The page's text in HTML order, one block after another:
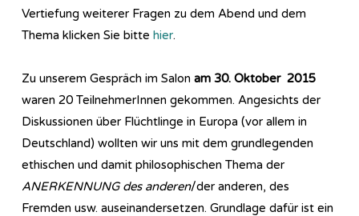
Vertiefung weiterer Fragen zu dem Abend und dem
Thema klicken Sie bitte hier.
Zu unserem Gespräch im Salon am 30. Oktober 2015
waren 20 TeilnehmerInnen gekommen. Angesichts der
Diskussionen über Flüchtlinge in Europa (vor allem in
Deutschland) wollten wir uns mit dem grundlegenden
ethischen und damit philosophischen Thema der
ANERKENNUNG des anderen/der anderen, des
Fremden usw. auseinandersetzen. Grundlage dafür ist ein